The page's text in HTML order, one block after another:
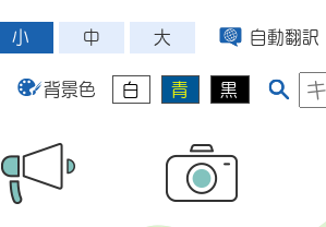
小 中 大 自動翻訳
背景色 白 青 黒